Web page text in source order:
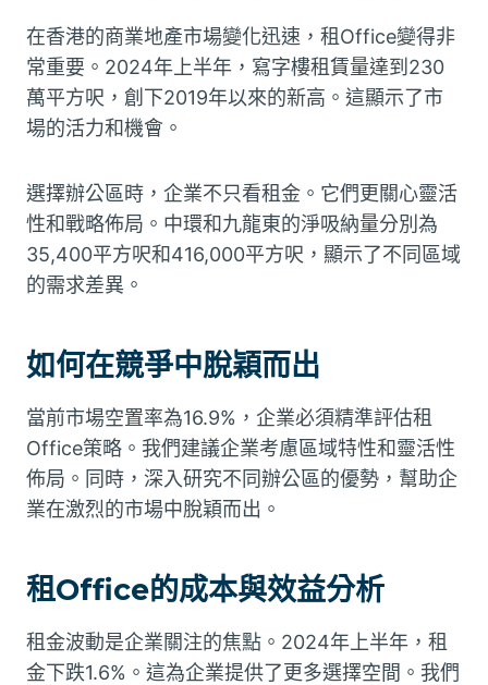
在香港的商業地產市場變化迅速，租Office變得非
常重要。2024年上半年，寫字樓租賃量達到230
萬平方呎，創下2019年以來的新高。這顯示了市
場的活力和機會。
選擇辦公區時，企業不只看租金。它們更關心靈活
性和戰略佈局。中環和九龍東的淨吸納量分別為
35,400平方呎和416,000平方呎，顯示了不同區域
的需求差異。
如何在競爭中脫穎而出
當前市場空置率為16.9%，企業必須精準評估租
Office策略。我們建議企業考慮區域特性和靈活性
佈局。同時，深入研究不同辦公區的優勢，幫助企
業在激烈的市場中脫穎而出。
租Office的成本與效益分析
租金波動是企業關注的焦點。2024年上半年，租
金下跌1.6%。這為企業提供了更多選擇空間。我們